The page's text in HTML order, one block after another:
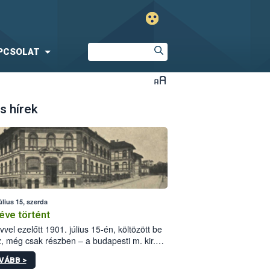
hírek
15, szerda
történt
ezelőtt 1901. július 15-én, költözött be
még csak részben – a budapesti m. kir.
állomás a Kis Rókus utca
alatti, Czigler Győző által tervezett új
>